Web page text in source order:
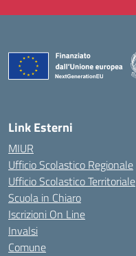
Link Esterni
MIUR
Ufficio Scolastico Regionale
Ufficio Scolastico Territoriale
Scuola in Chiaro
Iscrizioni On Line
Invalsi
Comune